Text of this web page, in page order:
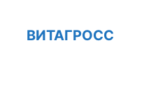
ВИТАГРОСС